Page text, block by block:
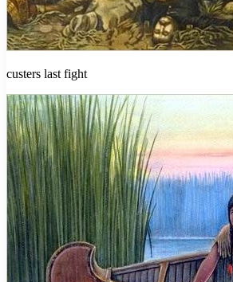
custers last fight